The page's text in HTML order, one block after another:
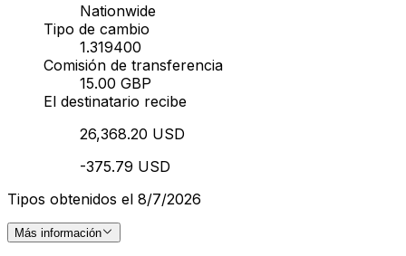
Nationwide
Tipo de cambio
1.319400
Comisión de transferencia
15.00 GBP
El destinatario recibe
26,368.20 USD
-375.79 USD
Tipos obtenidos el 8/7/2026
Más información